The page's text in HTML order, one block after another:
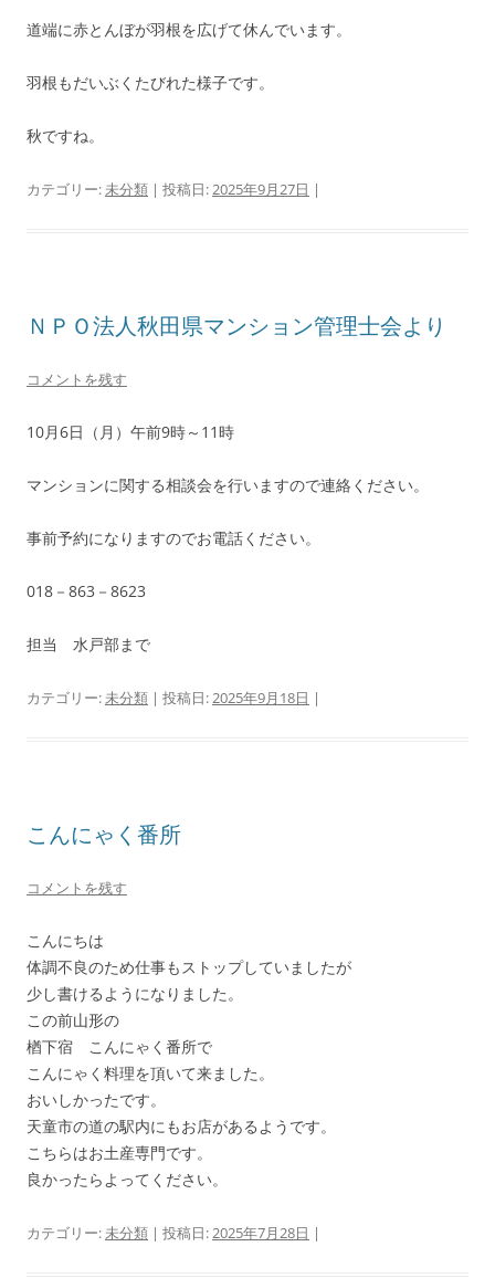
道端に赤とんぼが羽根を広げて休んでいます。
羽根もだいぶくたびれた様子です。
秋ですね。
カテゴリー:未分類 | 投稿日:2025年9月27日 |
ＮＰＯ法人秋田県マンション管理士会より
コメントを残す
10月6日（月）午前9時～11時
マンションに関する相談会を行いますので連絡ください。
事前予約になりますのでお電話ください。
018－863－8623
担当 水戸部まで
カテゴリー:未分類 | 投稿日:2025年9月18日 |
こんにゃく番所
コメントを残す
こんにちは
体調不良のため仕事もストップしていましたが
少し書けるようになりました。
この前山形の
楢下宿 こんにゃく番所で
こんにゃく料理を頂いて来ました。
おいしかったです。
天童市の道の駅内にもお店があるようです。
こちらはお土産専門です。
良かったらよってください。
カテゴリー:未分類 | 投稿日:2025年7月28日 |